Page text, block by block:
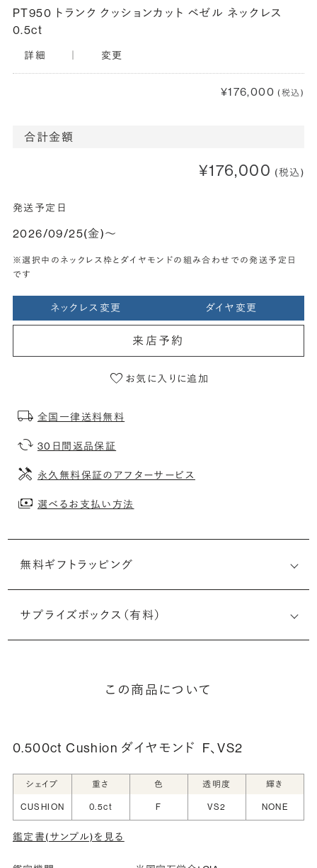
PT950 トランク クッションカット ベゼル ネックレス
0.5ct
詳細 変更
¥176,000 (税込)
合計金額
¥176,000 (税込)
発送予定日
2026/09/25(金)〜
※選択中のネックレス枠とダイヤモンドの組み合わせでの発送予定日
です
ネックレス変更 ダイヤ変更
来店予約
お気に入りに追加
全国一律送料無料
30日間返品保証
永久無料保証のアフターサービス
選べるお支払い方法
無料ギフトラッピング
サプライズボックス（有料）
この商品について
0.500ct Cushion ダイヤモンド F、VS2
シェイプ 重さ 色 透明度 輝き
CUSHION 0.5ct F VS2 NONE
鑑定書(サンプル)を見る